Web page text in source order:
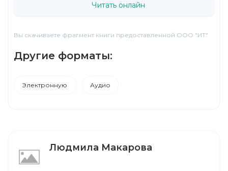
Читать онлайн
Вы скачиваете фрагмент книги предоставленной ООО "ИТ"
Другие форматы:
Электронную Аудио
Людмила Макарова